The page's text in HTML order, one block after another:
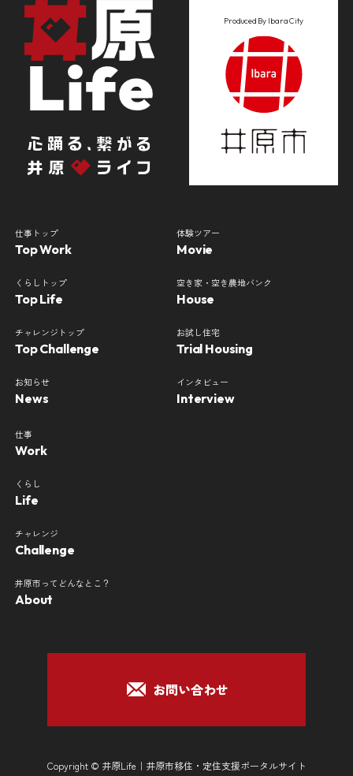
Produced By Ibara City
仕事トップ
Top Work
くらしトップ
Top Life
チャレンジトップ
Top Challenge
お知らせ
News
仕事
Work
くらし
Life
チャレンジ
Challenge
井原市ってどんなとこ？
About
体験ツアー
Movie
空き家・空き農地バンク
House
お試し住宅
Trial Housing
インタビュー
Interview
お問い合わせ
Copyright © 井原Life｜井原市移住・定住支援ポータルサイト